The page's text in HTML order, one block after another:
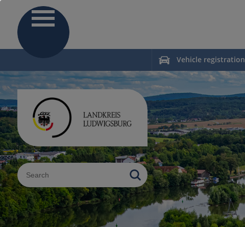
Vehicle registration
Sucheingabe